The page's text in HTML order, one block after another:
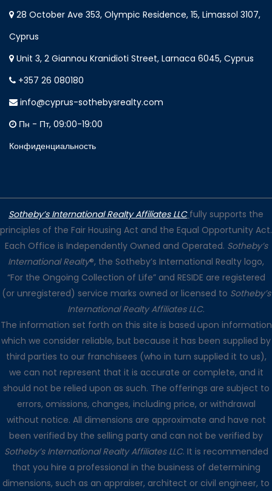
28 October Ave 353, Olympic Residence, 15, Limassol 3107,
Cyprus
Unit 3, 2 Giannou Kranidioti Street, Larnaca 6045, Cyprus
+357 26 080180
info@cyprus-sothebysrealty.com
Пн - Пт, 09:00-19:00
Конфиденциальность
Sotheby’s International Realty Affiliates LLC fully supports the
principles of the Fair Housing Act and the Equal Opportunity Act.
Each Office is Independently Owned and Operated. Sotheby’s
International Realty®, the Sotheby’s International Realty logo,
“For the Ongoing Collection of Life” and RESIDE are registered
(or unregistered) service marks owned or licensed to Sotheby’s
International Realty Affiliates LLC.
The information set forth on this site is based upon information
which we consider reliable, but because it has been supplied by
third parties to our franchisees (who in turn supplied it to us),
we can not represent that it is accurate or complete, and it
should not be relied upon as such. The offerings are subject to
errors, omissions, changes, including price, or withdrawal
without notice. All dimensions are approximate and have not
been verified by the selling party and can not be verified by
Sotheby’s International Realty Affiliates LLC. It is recommended
that you hire a professional in the business of determining
dimensions, such as an appraiser, architect or civil engineer, to